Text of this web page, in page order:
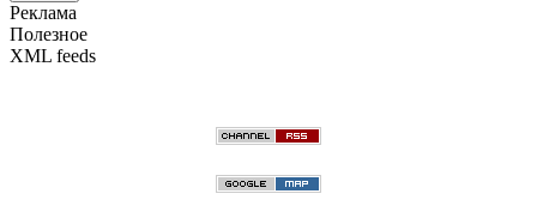
Реклама
Полезное
XML feeds